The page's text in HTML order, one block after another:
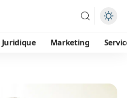
Juridique Marketing